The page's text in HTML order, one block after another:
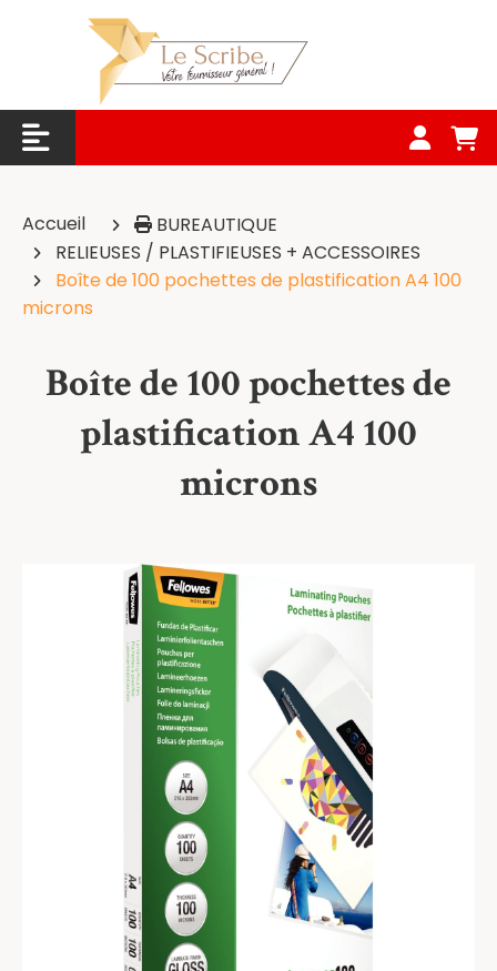
Accueil
BUREAUTIQUE
RELIEUSES / PLASTIFIEUSES + ACCESSOIRES
Boîte de 100 pochettes de plastification A4 100
microns
Boîte de 100 pochettes de
plastification A4 100
microns